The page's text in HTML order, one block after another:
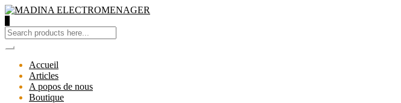
Accueil
Articles
A popos de nous
Boutique